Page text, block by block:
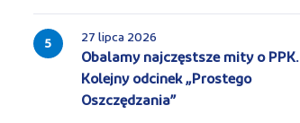
5 27 lipca 2026
Obalamy najczęstsze mity o PPK.
Kolejny odcinek „Prostego
Oszczędzania”